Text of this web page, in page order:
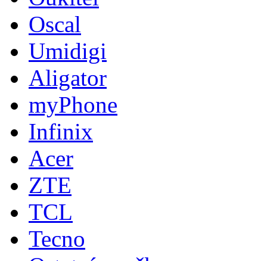
Oscal
Umidigi
Aligator
myPhone
Infinix
Acer
ZTE
TCL
Tecno